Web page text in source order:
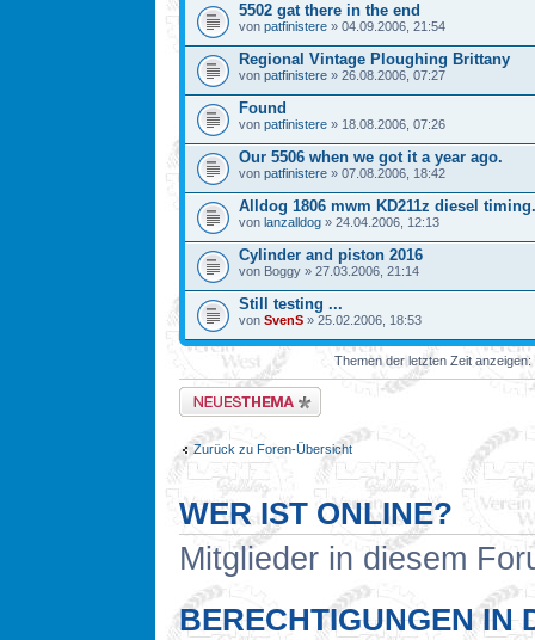
5502 gat there in the end
von patfinistere » 04.09.2006, 21:54
Regional Vintage Ploughing Brittany
von patfinistere » 26.08.2006, 07:27
Found
von patfinistere » 18.08.2006, 07:26
Our 5506 when we got it a year ago.
von patfinistere » 07.08.2006, 18:42
Alldog 1806 mwm KD211z diesel timing.
von lanzalldog » 24.04.2006, 12:13
Cylinder and piston 2016
von Boggy » 27.03.2006, 21:14
Still testing ...
von SvenS » 25.02.2006, 18:53
Themen der letzten Zeit anzeigen:
Neues Thema erstellen
Zurück zu Foren-Übersicht
WER IST ONLINE?
Mitglieder in diesem
BERECHTIGUNGEN IN